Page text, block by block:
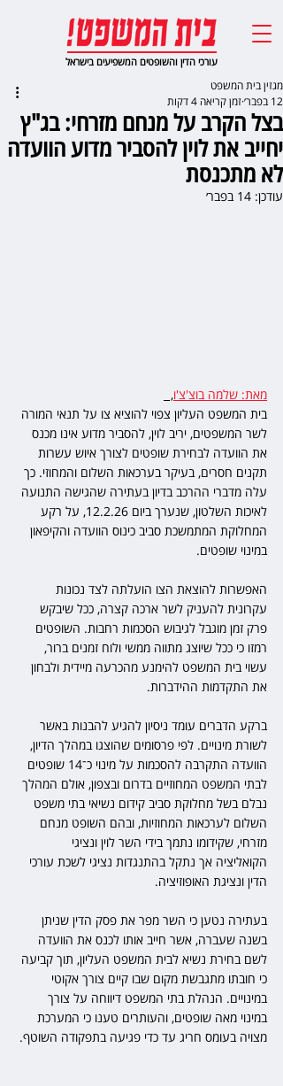
עורכי הדין והשופטים המשפיעים בישראל
בצל הקרב על מנחם מזרחי: בג"ץ
יחייב את לוין להסביר מדוע הוועדה
לא מתכנסת
מגזין בית המשפט
12 בפבר׳
זמן קריאה 4 דקות
עודכן: 14 בפבר׳
מאת: שלמה בוצ'צ'ו,
בית המשפט העליון צפוי להוציא צו על תנאי המורה
לשר המשפטים, יריב לוין, להסביר מדוע אינו מכנס
את הוועדה לבחירת שופטים לצורך איוש עשרות
תקנים חסרים, בעיקר בערכאות השלום והמחוזי. כך
עלה מדברי ההרכב בדיון בעתירה שהגישה התנועה
לאיכות השלטון, שנערך ביום 12.2.26, על רקע
המחלוקת המתמשכת סביב כינוס הוועדה והקיפאון
במינוי שופטים.
האפשרות להוצאת הצו הועלתה לצד נכונות
עקרונית להעניק לשר ארכה קצרה, ככל שיבקש
פרק זמן מוגבל לגיבוש הסכמות רחבות. השופטים
רמזו כי ככל שיוצג מתווה ממשי ולוח זמנים ברור,
עשוי בית המשפט להימנע מהכרעה מיידית ולבחון
את התקדמות ההידברות.
ברקע הדברים עומד ניסיון להגיע להבנות באשר
לשורת מינויים. לפי פרסומים שהוצגו במהלך הדיון,
הוועדה התקרבה להסכמות על מינוי כ־14 שופטים
לבתי המשפט המחוזיים בדרום ובצפון, אולם המהלך
נבלם בשל מחלוקת סביב קידום נשיאי בתי משפט
השלום לערכאות המחוזיות, ובהם השופט מנחם
מזרחי, שקידומו נתמך בידי השר לוין ונציגי
הקואליציה אך נתקל בהתנגדות נציגי לשכת עורכי
הדין ונציגת האופוזיציה.
בעתירה נטען כי השר מפר את פסק הדין שניתן
בשנה שעברה, אשר חייב אותו לכנס את הוועדה
לשם בחירת נשיא לבית המשפט העליון, תוך קביעה
כי חובתו מתגבשת מקום שבו קיים צורך אקוטי
במינויים. הנהלת בתי המשפט דיווחה על צורך
במינוי מאה שופטים, והעותרים טענו כי המערכת
מצויה בעומס חריג עד כדי פגיעה בתפקודה השוטף.